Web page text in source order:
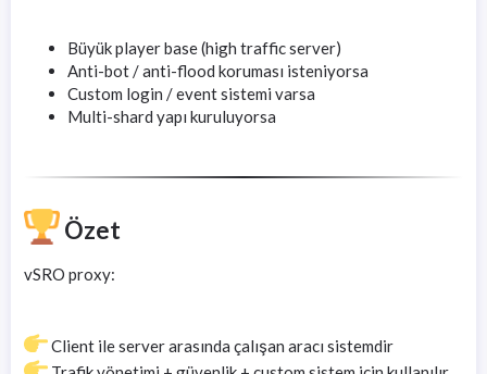
Büyük player base (high traffic server)
Anti-bot / anti-flood koruması isteniyorsa
Custom login / event sistemi varsa
Multi-shard yapı kuruluyorsa
Özet
vSRO proxy:
Client ile server arasında çalışan aracı sistemdir